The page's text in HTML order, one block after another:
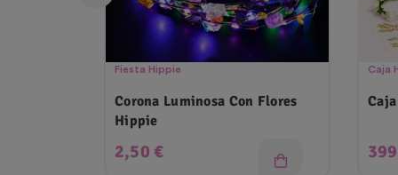
Fiesta Hippie
Corona Luminosa Con Flores
Hippie
Precio
2,50 €
Caja